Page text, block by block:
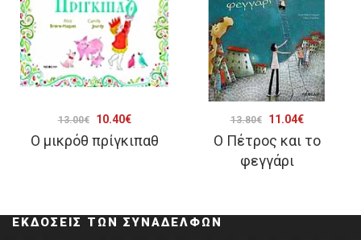
Ο μικρόθ πρίγκιπαθ
13.00€
Original
price
10.40€Η
τρέχουσα
Ο Πέτρος και το
φεγγάρι
13.80€
Original
price
was:
11.04€Η
τρέχουσα
ΕΚΔΌΣΕΙΣ ΤΩΝ ΣΥΝΑΔΈΛΦΩΝ